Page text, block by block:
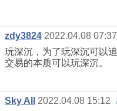
zdy3824 2022.04.08 07:37
玩深沉，为了玩深沉可以
交易的本质可以玩深沉。
Sky All 2022.04.08 15:12